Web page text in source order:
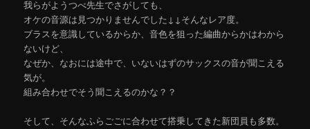
我らがようつべ先生でさがしても、
オケの音源は見つかりませんでした↓↓そんなレア度。
ブラスを意識しているからか、音色を狙った編曲からかはわから
ないけど、
なぜか、なおには途中で、いないはずのサックスの音が聞こえる
気が。
組み合わせでそう聞こえるのかな？？
そして、そんなふらごごに合わせて搭乗してきた新団員も多数。